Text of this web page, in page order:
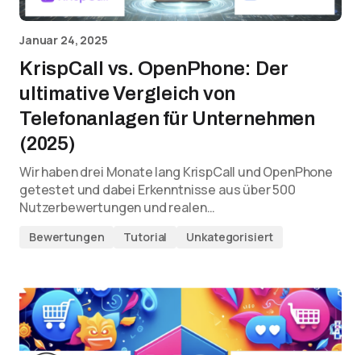
Januar 24, 2025
KrispCall vs. OpenPhone: Der
ultimative Vergleich von
Telefonanlagen für Unternehmen
(2025)
Wir haben drei Monate lang KrispCall und OpenPhone
getestet und dabei Erkenntnisse aus über 500
Nutzerbewertungen und realen…
Bewertungen Tutorial Unkategorisiert